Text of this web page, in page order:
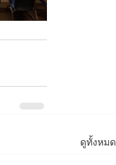
ดูทั้งหมด